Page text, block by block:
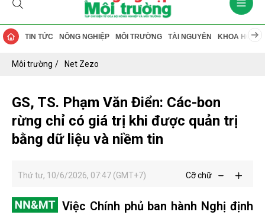
TIN TỨC NÔNG NGHIỆP MÔI TRƯỜNG TÀI NGUYÊN KHOA HỌC
Môi trường Net Zezo
GS, TS. Phạm Văn Điển: Các-bon
rừng chỉ có giá trị khi được quản trị
bằng dữ liệu và niềm tin
Thứ tư, 10/6/2026, 07:47 (GMT+7) Cỡ chữ
Việc Chính phủ ban hành Nghị định